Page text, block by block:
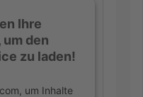
Ihre
den
zu laden!
um Inhalte